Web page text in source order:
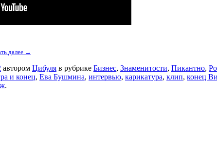
далее →
автором Цибуля в рубрике Бизнес, Знаменитости, Пикантно,
и конец, Ева Бушмина, интервью, карикатура, клип, конец
.